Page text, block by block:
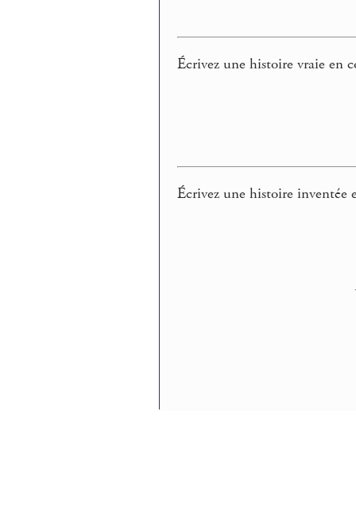
Écrivez une histoire vraie en
Écrivez une histoire inventée